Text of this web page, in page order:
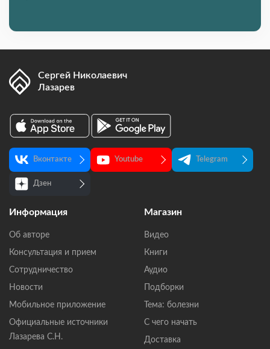
Сергей Николаевич
Лазарев
Вконтакте Youtube Telegram
Дзен
Информация
Об авторе
Консультация и прием
Сотрудничество
Новости
Мобильное приложение
Официальные источники
Лазарева С.Н.
Магазин
Видео
Книги
Аудио
Подборки
Тема: болезни
С чего начать
Доставка